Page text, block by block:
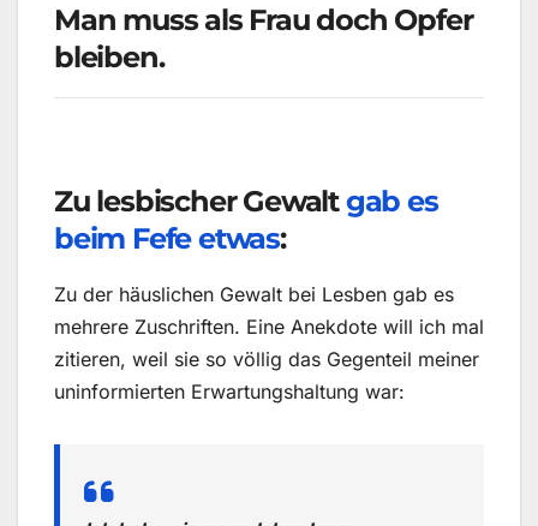
Man muss als Frau doch Opfer
bleiben.
Zu lesbischer Gewaltgab es
beim Fefe etwas:
Zu der häuslichen Gewalt bei Lesben gab es
mehrere Zuschriften. Eine Anekdote will ich mal
zitieren, weil sie so völlig das Gegenteil meiner
uninformierten Erwartungshaltung war: